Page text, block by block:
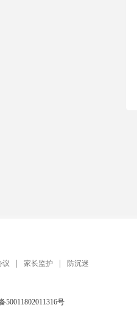
议 家长监护 防沉迷
50011802011316号